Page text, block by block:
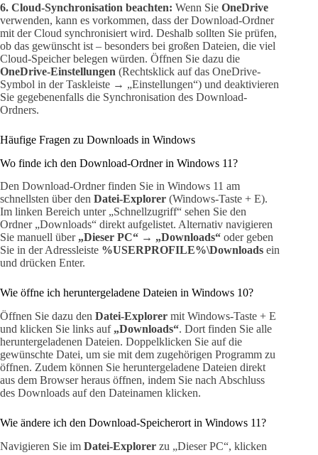
6. Cloud-Synchronisation beachten: Wenn Sie OneDrive
verwenden, kann es vorkommen, dass der Download-Ordner
mit der Cloud synchronisiert wird. Deshalb sollten Sie prüfen,
ob das gewünscht ist – besonders bei großen Dateien, die viel
Cloud-Speicher belegen würden. Öffnen Sie dazu die
OneDrive-Einstellungen (Rechtsklick auf das OneDrive-
Symbol in der Taskleiste → „Einstellungen“) und deaktivieren
Sie gegebenenfalls die Synchronisation des Download-
Ordners.
Häufige Fragen zu Downloads in Windows
Wo finde ich den Download-Ordner in Windows 11?
Den Download-Ordner finden Sie in Windows 11 am
schnellsten über den Datei-Explorer (Windows-Taste + E).
Im linken Bereich unter „Schnellzugriff“ sehen Sie den
Ordner „Downloads“ direkt aufgelistet. Alternativ navigieren
Sie manuell über „Dieser PC“ → „Downloads“ oder geben
Sie in der Adressleiste %USERPROFILE%\Downloads ein
und drücken Enter.
Wie öffne ich heruntergeladene Dateien in Windows 10?
Öffnen Sie dazu den Datei-Explorer mit Windows-Taste + E
und klicken Sie links auf „Downloads“. Dort finden Sie alle
heruntergeladenen Dateien. Doppelklicken Sie auf die
gewünschte Datei, um sie mit dem zugehörigen Programm zu
öffnen. Zudem können Sie heruntergeladene Dateien direkt
aus dem Browser heraus öffnen, indem Sie nach Abschluss
des Downloads auf den Dateinamen klicken.
Wie ändere ich den Download-Speicherort in Windows 11?
Navigieren Sie im Datei-Explorer zu „Dieser PC“, klicken